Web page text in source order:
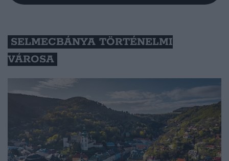
SELMECBÁNYA TÖRTÉNELMI
VÁROSA